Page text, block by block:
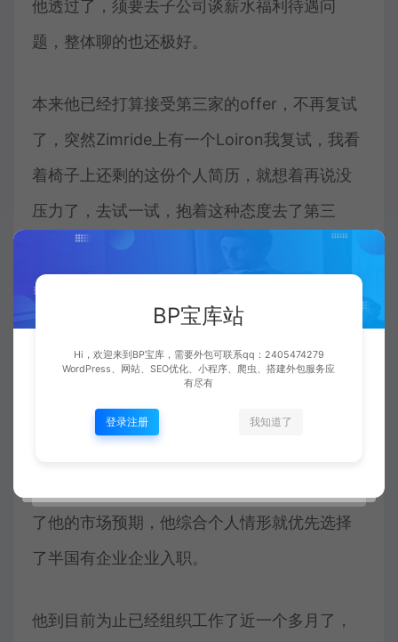
他透过了，须要去子公司谈薪水福利待遇问
题，整体聊的也还极好。
本来他已经打算接受第三家的offer，不再复试
了，突然Zimride上有一个Loiron我复试，我看
着椅子上还剩的这份个人简历，就想着再说没
压力了，去试一试，抱着这种态度去了第三
家，是一间国有企业控股公司，控制技术复试
和leader，包括hr复试在四个小时里面全部结
束，而且最主要的是和控制技术官、leader聊的
很极好，最终hr谈薪水福利待遇，和他市场预
期的少一点儿，他就说回去考虑了
了他的市场预期，他综合个人情形就优先选择
了半国有企业企业入职。
他到目前为止已经组织工作了近一个多月了，
BP宝库站
Hi，欢迎来到BP宝库，需要外包可联系qq：2405474279
WordPress、网站、SEO优化、小程序、爬虫、搭建外包服务应
有尽有
登录注册 我知道了